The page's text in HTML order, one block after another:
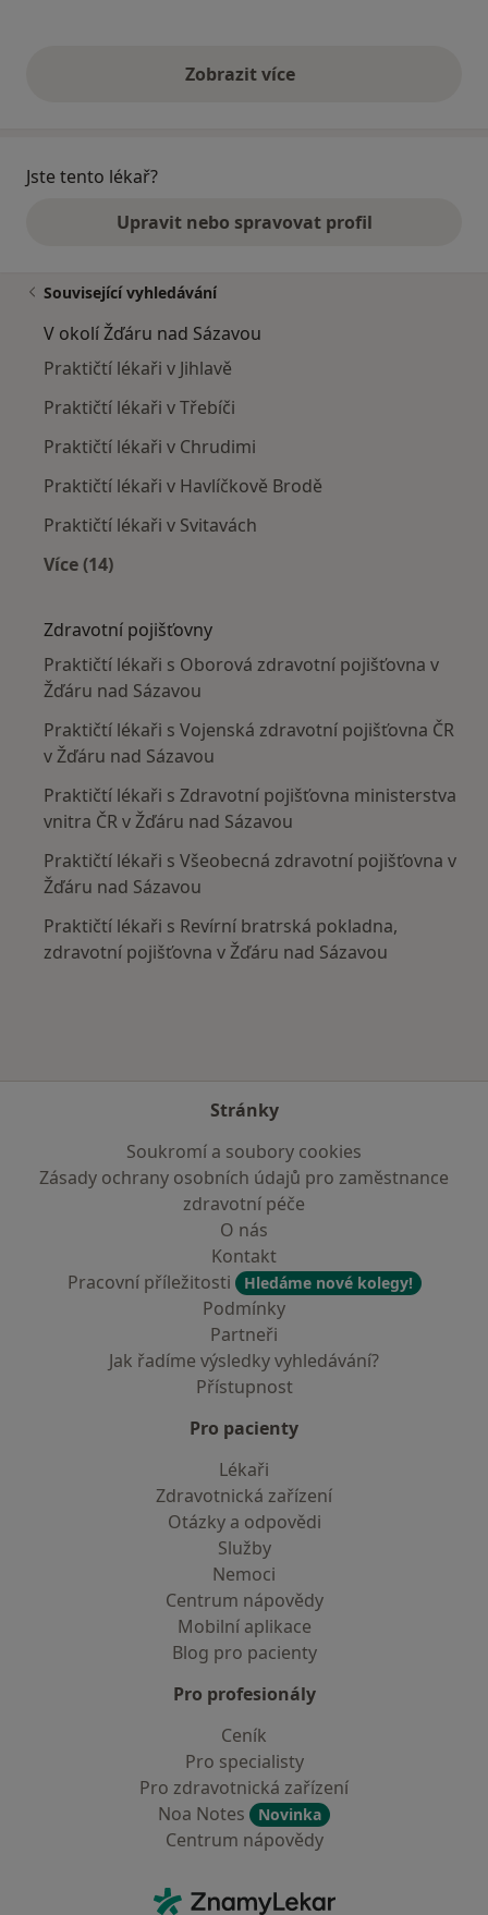
Zobrazit vícevýše uvedené názory
Jste tento lékař?
Upravit nebo spravovat profil
Související vyhledávání
V okolí Žďáru nad Sázavou
Praktičtí lékaři v Jihlavě
Praktičtí lékaři v Třebíči
Praktičtí lékaři v Chrudimi
Praktičtí lékaři v Havlíčkově Brodě
Praktičtí lékaři v Svitavách
Více (14)
Zdravotní pojišťovny
Praktičtí lékaři s Oborová zdravotní pojišťovna v
Žďáru nad Sázavou
Praktičtí lékaři s Vojenská zdravotní pojišťovna ČR
v Žďáru nad Sázavou
Praktičtí lékaři s Zdravotní pojišťovna ministerstva
vnitra ČR v Žďáru nad Sázavou
Praktičtí lékaři s Všeobecná zdravotní pojišťovna v
Žďáru nad Sázavou
Praktičtí lékaři s Revírní bratrská pokladna,
zdravotní pojišťovna v Žďáru nad Sázavou
Stránky
Soukromí a soubory cookies
Zásady ochrany osobních údajů pro zaměstnance
zdravotní péče
O nás
Kontakt
Pracovní příležitosti
Hledáme nové kolegy!
Podmínky
Partneři
Jak řadíme výsledky vyhledávání?
Přístupnost
Pro pacienty
Lékaři
Zdravotnická zařízení
Otázky a odpovědi
Služby
Nemoci
Centrum nápovědy
Mobilní aplikace
Blog pro pacienty
Pro profesionály
Ceník
Pro specialisty
Pro zdravotnická zařízení
Noa Notes
Novinka
Centrum nápovědy
ZnamyLekar - Hlavní stránka